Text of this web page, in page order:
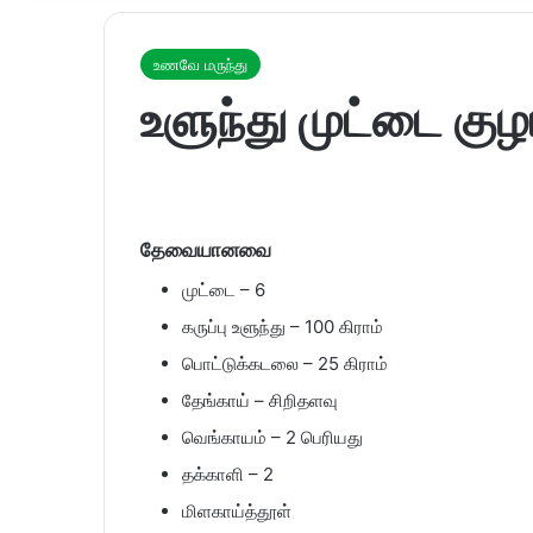
உணவே மருந்து
உளுந்து முட்டை
தேவையானவை
முட்டை – 6
கருப்பு உளுந்து – 100 கிராம்
பொட்டுக்கடலை – 25 கிராம்
தேங்காய் – சிறிதளவு
வெங்காயம் – 2 பெரியது
தக்காளி – 2
மிளகாய்த்தூள்